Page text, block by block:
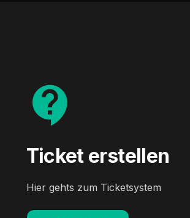
Ticket erstellen
Hier gehts zum Ticketsystem